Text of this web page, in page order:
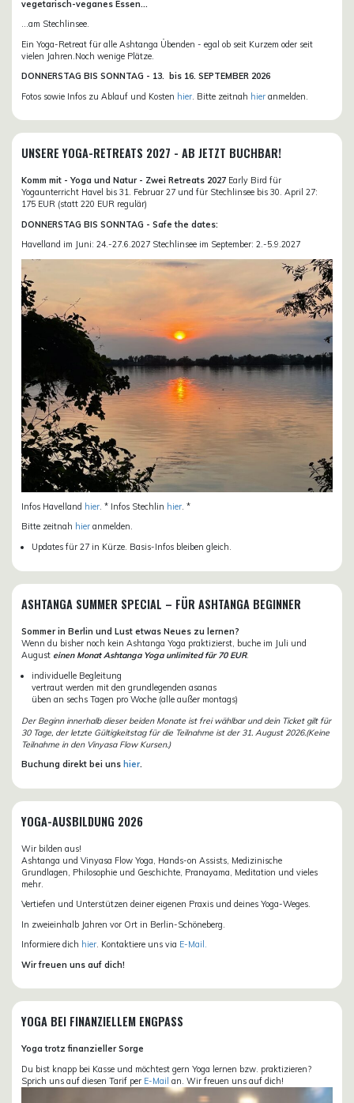
vegetarisch-veganes Essen...
...am Stechlinsee.
Ein Yoga-Retreat für alle Ashtanga Übenden - egal ob seit Kurzem oder seit
vielen Jahren.Noch wenige Plätze.
DONNERSTAG BIS SONNTAG - 13. bis 16. SEPTEMBER 2026
Fotos sowie Infos zu Ablauf und Kosten hier . Bitte zeitnah hier anmelden.
UNSERE YOGA-RETREATS 2027 - AB JETZT BUCHBAR!
Komm mit - Yoga und Natur - Zwei Retreats 2027 Early Bird für
Yogaunterricht Havel bis 31. Februar 27 und für Stechlinsee bis 30. April 27:
175 EUR (statt 220 EUR regulär)
DONNERSTAG BIS SONNTAG - Safe the dates:
Havelland im Juni: 24.-27.6.2027 Stechlinsee im September: 2.-5.9.2027
Infos Havelland hier . * Infos Stechlin hier . *
Bitte zeitnah hier anmelden.
Updates für 27 in Kürze. Basis-Infos bleiben gleich.
ASHTANGA SUMMER SPECIAL – FÜR ASHTANGA BEGINNER
Sommer in Berlin und Lust etwas Neues zu lernen?
Wenn du bisher noch kein Ashtanga Yoga praktizierst, buche im Juli und
August einen Monat Ashtanga Yoga unlimited für 70 EUR.
individuelle Begleitung
vertraut werden mit den grundlegenden asanas
üben an sechs Tagen pro Woche (alle außer montags)
Der Beginn innerhalb dieser beiden Monate ist frei wählbar und dein Ticket gilt für
30 Tage, der letzte Gültigkeitstag für die Teilnahme ist der 31. August 2026.(Keine
Teilnahme in den Vinyasa Flow Kursen.)
Buchung direkt bei uns hier.
YOGA-AUSBILDUNG 2026
Wir bilden aus!
Ashtanga und Vinyasa Flow Yoga, Hands-on Assists, Medizinische
Grundlagen, Philosophie und Geschichte, Pranayama, Meditation und vieles
mehr.
Vertiefen und Unterstützen deiner eigenen Praxis und deines Yoga-Weges.
In zweieinhalb Jahren vor Ort in Berlin-Schöneberg.
Informiere dich hier. Kontaktiere uns via E-Mail.
Wir freuen uns auf dich!
YOGA BEI FINANZIELLEM ENGPASS
Yoga trotz finanzieller Sorge
Du bist knapp bei Kasse und möchtest gern Yoga lernen bzw. praktizieren?
Sprich uns auf diesen Tarif per E-Mail an. Wir freuen uns auf dich!